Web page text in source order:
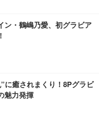
ン・鶴嶋乃愛、初グラビア
に癒されまくり！8Pグラビ
魅力発揮